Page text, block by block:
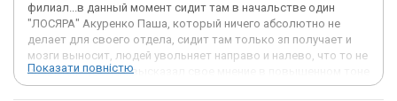
филиал...в данный момент сидит там в начальстве один
"ЛОСЯРА" Акуренко Паша, который ничего абсолютно не
делает для своего отдела, сидит там только зп получает и
мозги выносит, людей увольняет направо и налево, что то не
нравится - уволен, высказал свое мнение в повышенном тоне
- уволен! Может по своему желанию самостоятельно
Показати повністю